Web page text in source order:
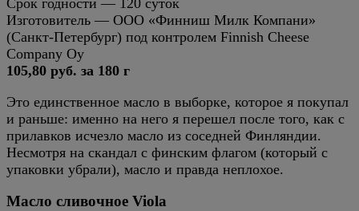
Изготовитель — ООО «Финниш Милк Компани»
(Санкт-Петербург) под контролем Finnish Cheese
Company Oy
105,80 руб. за 180 г
Это единственное масло в выборке, которое я покупал
и раньше: именно на него я перешел после того, как с
прилавков исчезло масло из соседней Финляндии.
Несмотря на скандал с финским флагом (который с
упаковки убрали), масло и правда неплохое.
Масло сливочное Viola